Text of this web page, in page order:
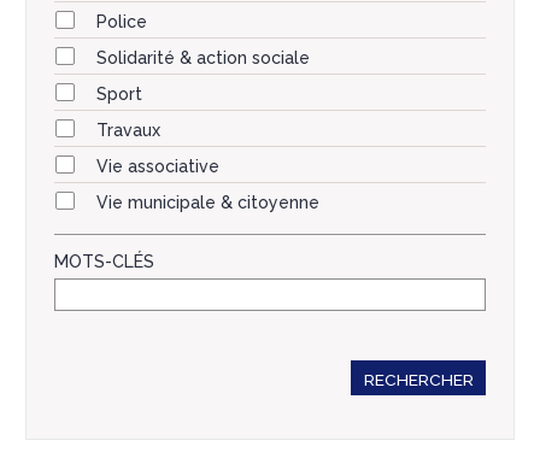
Police
Solidarité & action sociale
Sport
Travaux
Vie associative
Vie municipale & citoyenne
MOTS-CLÉS
RECHERCHER